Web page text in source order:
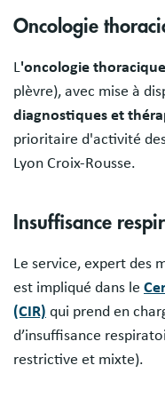
Oncologie
L'oncologie thoracique
plèvre), avec mise à
diagnostiques et
prioritaire d'activité
Lyon Croix-Rousse.
Insuffisance
Le service, expert des
est impliqué dans le
(CIR) qui prend en
d’insuffisance
restrictive et mixte).